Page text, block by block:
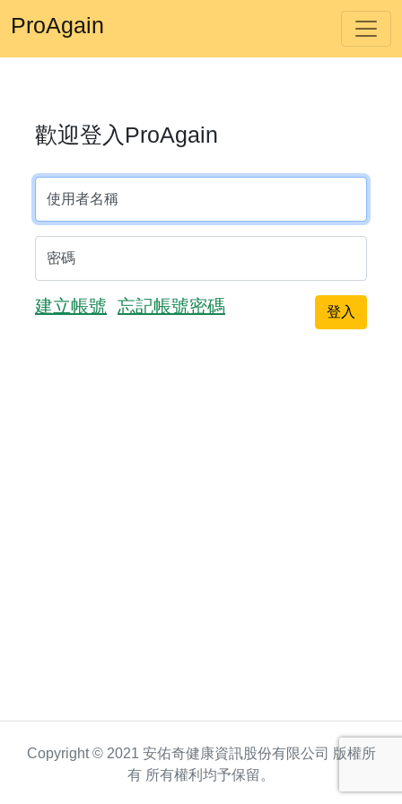
ProAgain
歡迎登入ProAgain
使用者名稱
密碼
建立帳號 忘記帳號密碼
Copyright © 2021 安佑奇健康資訊股份有限公司 版權所
有 所有權利均予保留。